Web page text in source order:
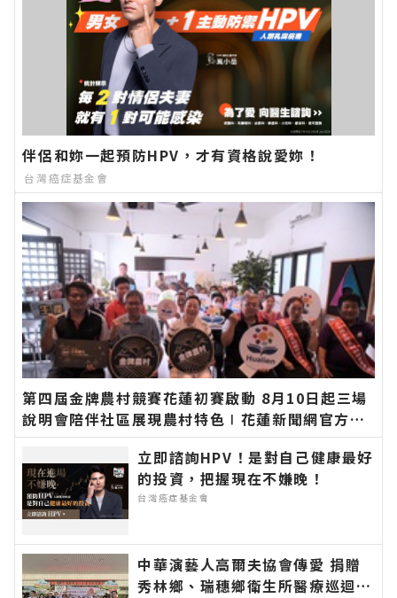
伴侶和妳一起預防HPV，才有資格說愛妳！
台灣癌症基金會
第四屆金牌農村競賽花蓮初賽啟動 8月10日起三場
說明會陪伴社區展現農村特色∣花蓮新聞網官方網
站各類新聞－最快速的今日新聞報導 最新的在地資
訊！
立即諮詢HPV！是對自己健康最好
的投資，把握現在不嫌晚！
台灣癌症基金會
中華演藝人高爾夫協會傳愛 捐贈
秀林鄉、瑞穗鄉衛生所醫療巡迴車